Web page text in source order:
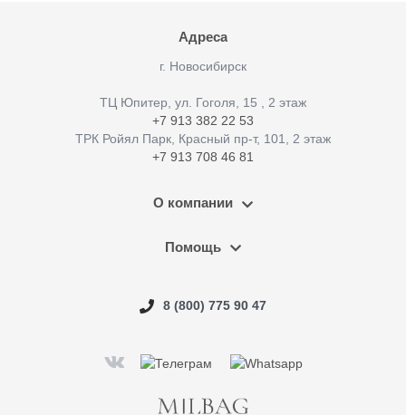
Адреса
г. Новосибирск
ТЦ Юпитер, ул. Гоголя, 15 , 2 этаж
+7 913 382 22 53
ТРК Ройял Парк, Красный пр-т, 101, 2 этаж
+7 913 708 46 81
О компании
Помощь
8 (800) 775 90 47